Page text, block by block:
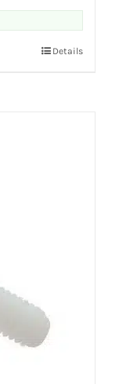
Details